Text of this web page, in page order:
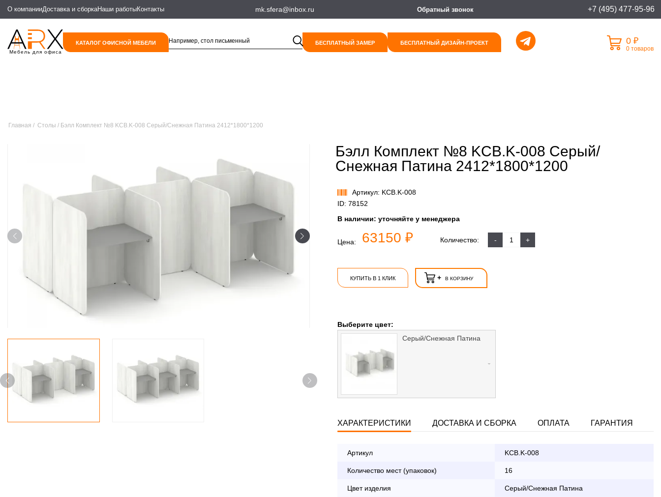
О компанииДоставка и сборкаНаши работыКонтакты mk.sfera@inbox.ru Обратный звонок +7 (495) 477-95-96
Мебель для офиса
КАТАЛОГ ОФИСНОЙ МЕБЕЛИ БЕСПЛАТНЫЙ ЗАМЕР БЕСПЛАТНЫЙ ДИЗАЙН-ПРОЕКТ 0 ₽
0 товаров
Главная Столы Бэлл Комплект №8 KCB.K-008 Серый/Снежная Патина 2412*1800*1200
Бэлл Комплект №8 KCB.K-008 Серый/
Снежная Патина 2412*1800*1200
Артикул: KCB.K-008
ID: 78152
В наличии:уточняйте у менеджера
Цена: 63150 ₽ Количество: - +
КУПИТЬ В 1 КЛИК + В КОРЗИНУ
Выберите цвет:
Серый/Снежная Патина
ХАРАКТЕРИСТИКИ ДОСТАВКА И СБОРКА ОПЛАТА ГАРАНТИЯ
Артикул KCB.K-008
Количество мест (упаковок) 16
Цвет изделия Серый/Снежная Патина
Оплата заказа банковской картой